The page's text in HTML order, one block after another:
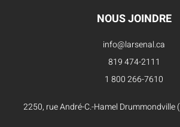
NOUS JOINDRE
info@larsenal.ca
819 474-2111
1 800 266-7610
2250, rue André-C.-Hamel Drummondville